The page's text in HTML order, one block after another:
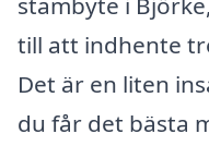
till att indhente
Det är en liten
du får det bästa